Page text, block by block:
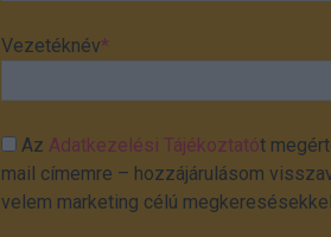
Vezetéknév*
AzAdatkezelési Tájékoztatót
mail címemre – hozzájárulásom
velem marketing célú